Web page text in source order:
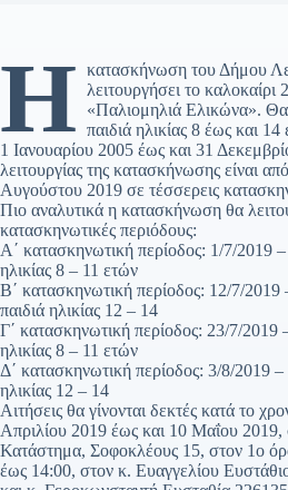
Η κατασκήνωση του Δήμου
λειτουργήσει το
«Παλιομηλιά Ελικώνα».
παιδιά ηλικίας 8 έως και
1 Ιανουαρίου 2005 έως και 31
λειτουργίας της κατασκήνωσης είναι
Αυγούστου 2019 σε τέσσερεις
Πιο αναλυτικά η κατασκήνωση θα
κατασκηνωτικές περιόδους:
Α΄ κατασκηνωτική περίοδος: 1/7/2019 –
ηλικίας 8 – 11 ετών
Β΄ κατασκηνωτική περίοδος: 12/7/2019
παιδιά ηλικίας 12 – 14
Γ΄ κατασκηνωτική περίοδος: 23/7/2019
ηλικίας 8 – 11 ετών
Δ΄ κατασκηνωτική περίοδος: 3/8/2019 –
ηλικίας 12 – 14
Αιτήσεις θα γίνονται δεκτές κατά το
Απριλίου 2019 έως και 10 Μαΐου 2019,
Κατάστημα, Σοφοκλέους 15, στον 1ο
έως 14:00, στον κ. Ευαγγελίου